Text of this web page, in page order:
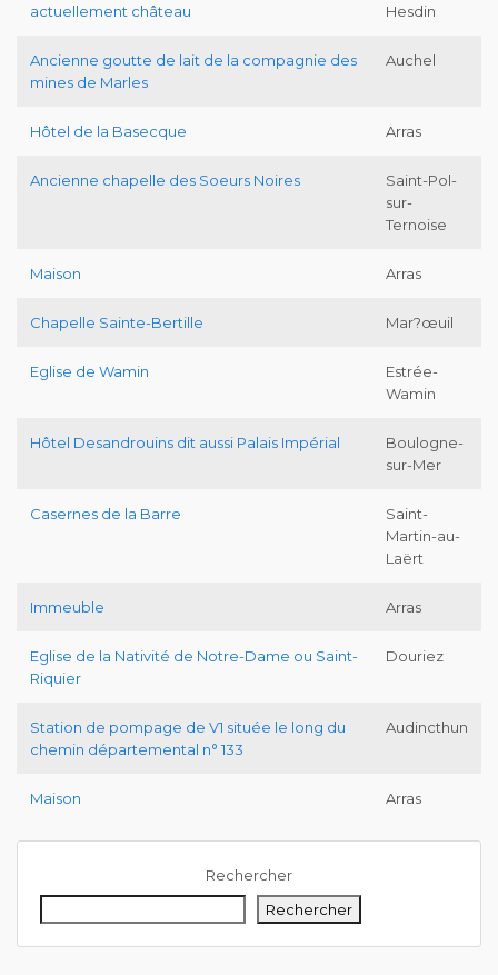
actuellement château
Hesdin
Ancienne goutte de lait de la compagnie des
mines de Marles
Auchel
Hôtel de la Basecque Arras
Ancienne chapelle des Soeurs Noires
Saint-Pol-
sur-
Ternoise
Maison Arras
Chapelle Sainte-Bertille Mar?œuil
Eglise de Wamin
Estrée-
Wamin
Hôtel Desandrouins dit aussi Palais Impérial
Boulogne-
sur-Mer
Casernes de la Barre
Saint-
Martin-au-
Laërt
Immeuble Arras
Eglise de la Nativité de Notre-Dame ou Saint-
Riquier
Douriez
Station de pompage de V1 située le long du
chemin départemental n° 133
Audincthun
Maison Arras
Rechercher
Rechercher